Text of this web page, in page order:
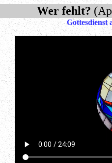
Wer fehlt?
Gottesdienst